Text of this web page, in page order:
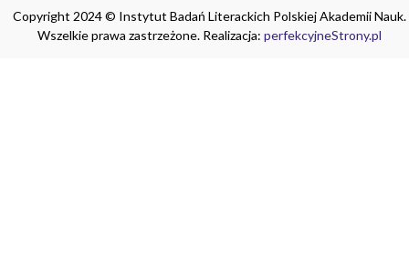
Copyright 2024 © Instytut Badań Literackich Polskiej Akademii Nauk.
Wszelkie prawa zastrzeżone. Realizacja: perfekcyjneStrony.pl